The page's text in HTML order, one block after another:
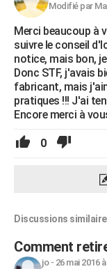
Modifié par
Merci beaucoup à
suivre le conseil
notice, mais bon,
Donc STF, j'avais
fabricant, mais
pratiques !!! J'ai
Encore merci à
0
Discussions
Comment
jo- 26 mai 2016